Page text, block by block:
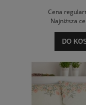
Cena
Najniższa
DO